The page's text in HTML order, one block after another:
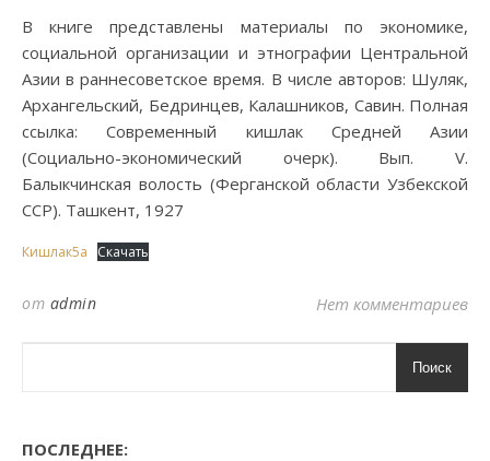
В книге представлены материалы по экономике,
социальной организации и этнографии Центральной
Азии в раннесоветское время. В числе авторов: Шуляк,
Архангельский, Бедринцев, Калашников, Савин. Полная
ссылка: Современный кишлак Средней Азии
(Социально-экономический очерк). Вып. V.
Балыкчинская волость (Ферганской области Узбекской
ССР). Ташкент, 1927
Кишлак5а Скачать
от admin Нет комментариев
Поиск
ПОСЛЕДНЕЕ: